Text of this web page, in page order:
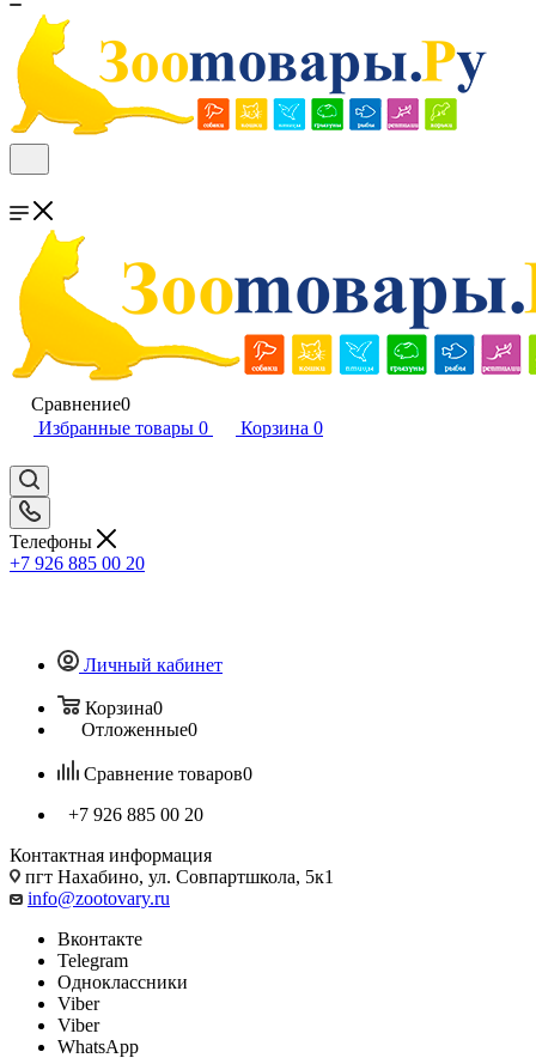
Сравнение0
Избранные товары 0 Корзина 0
Телефоны
+7 926 885 00 20
Личный кабинет
Корзина0
Отложенные0
Сравнение товаров0
+7 926 885 00 20
Контактная информация
пгт Нахабино, ул. Совпартшкола, 5к1
info@zootovary.ru
Вконтакте
Telegram
Одноклассники
Viber
Viber
WhatsApp